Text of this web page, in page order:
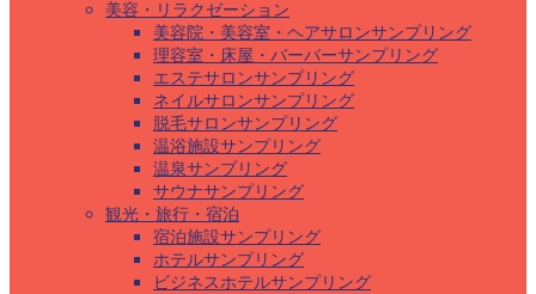
美容・リラクゼーション
美容院・美容室・ヘアサロンサンプリング
理容室・床屋・バーバーサンプリング
エステサロンサンプリング
ネイルサロンサンプリング
脱毛サロンサンプリング
温浴施設サンプリング
温泉サンプリング
サウナサンプリング
観光・旅行・宿泊
宿泊施設サンプリング
ホテルサンプリング
ビジネスホテルサンプリング